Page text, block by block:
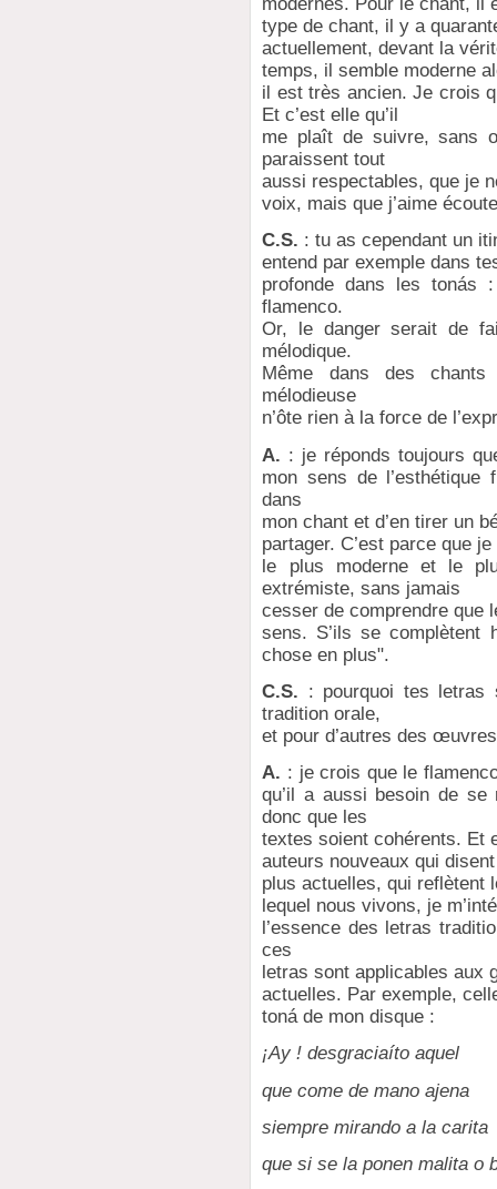
type de chant, il y a
actuellement, devant la
temps, il semble moderne
il est très ancien. Je crois
Et c’est elle qu’il
me plaît de suivre, sans
paraissent tout
aussi respectables, que je
voix, mais que j’aime
C.S. : tu as cependant un
entend par exemple dans
profonde dans les tonás
flamenco.
Or, le danger serait de
mélodique.
Même dans des
mélodieuse
n’ôte rien à la force de
A. : je réponds toujours
mon sens de l’esthétique
dans
mon chant et d’en tirer un
partager. C’est parce que
le plus moderne et le
extrémiste, sans jamais
cesser de comprendre que
sens. S’ils se complètent
chose en plus".
C.S. : pourquoi tes letras
tradition orale,
et pour d’autres des
A. : je crois que le
qu’il a aussi besoin de se
donc que les
textes soient cohérents. Et
auteurs nouveaux qui
plus actuelles, qui reflètent
lequel nous vivons, je
l’essence des letras
ces
letras sont applicables aux
actuelles. Par exemple,
toná de mon disque :
¡Ay ! desgraciaíto aquel
que come de mano ajena
siempre mirando a la carita
que si se la ponen malita o